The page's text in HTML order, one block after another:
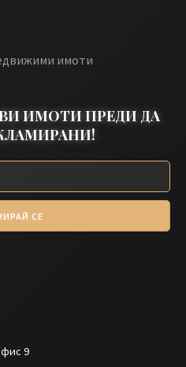
имоти
ИМОТИ ПРЕДИ ДА
СЕ
9